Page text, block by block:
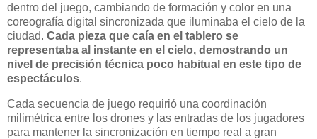
dentro del juego, cambiando de formación y color en una
coreografía digital sincronizada que iluminaba el cielo de la
ciudad. Cada pieza que caía en el tablero se
representaba al instante en el cielo, demostrando un
nivel de precisión técnica poco habitual en este tipo de
espectáculos.
Cada secuencia de juego requirió una coordinación
milimétrica entre los drones y las entradas de los jugadores
para mantener la sincronización en tiempo real a gran